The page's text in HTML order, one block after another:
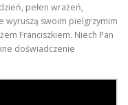
pełen wrażeń,
wyruszą swoim pielgrzymim
Franciszkiem. Niech Pan
doświadczenie